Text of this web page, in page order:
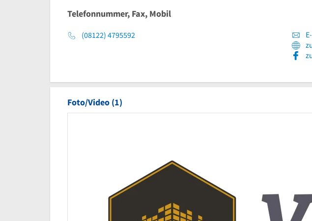
Telefonnummer, Fax, Mobil
(08122) 4795592
Foto/Video (1)